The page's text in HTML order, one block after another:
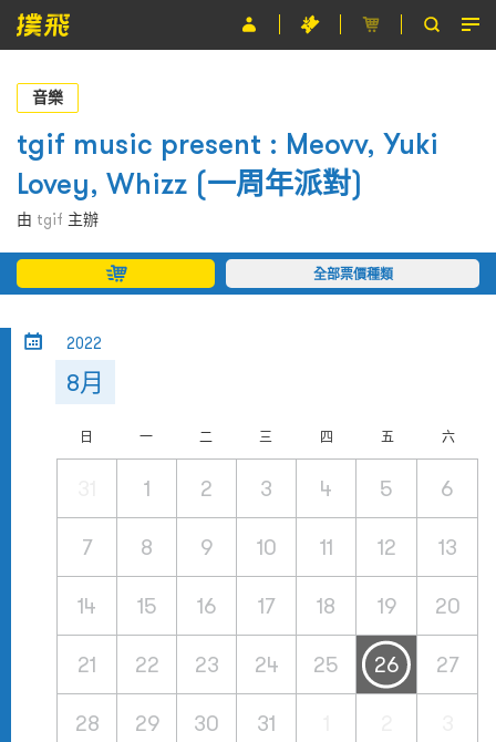
節目
主辦單位
關於撲飛
條款及細則
EN
音樂
tgif music present : Meovv, Yuki
Lovey, Whizz (一周年派對)
由 tgif 主辦
全部票價種類
2022
8月
日 一 二 三 四 五 六
1 2 3 4 5 6
7 8 9 10 11 12 13
14 15 16 17 18 19 20
21 22 23 24 25 26 27
28 29 30 31